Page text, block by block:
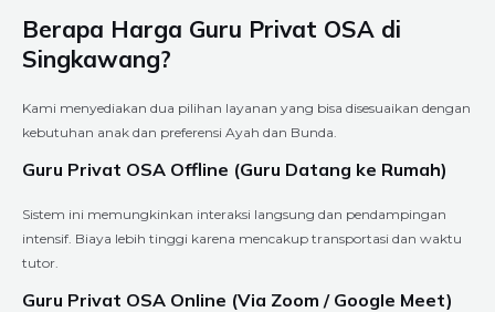
Berapa Harga Guru Privat OSA di
Singkawang?
Kami menyediakan dua pilihan layanan yang bisa disesuaikan dengan
kebutuhan anak dan preferensi Ayah dan Bunda.
Guru Privat OSA Offline (Guru Datang ke Rumah)
Sistem ini memungkinkan interaksi langsung dan pendampingan
intensif. Biaya lebih tinggi karena mencakup transportasi dan waktu
tutor.
Guru Privat OSA Online (Via Zoom / Google Meet)